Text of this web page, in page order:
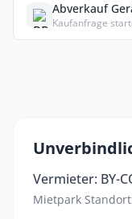
Abverkauf
Kaufanfrage
Vermieter: BY-
Mietpark